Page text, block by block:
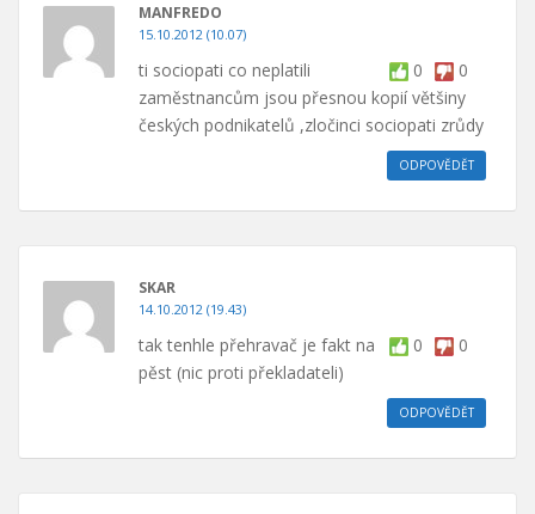
MANFREDO
15.10.2012 (10.07)
0 0
ti sociopati co neplatili
zaměstnancům jsou přesnou kopií většiny
českých podnikatelů ,zločinci sociopati zrůdy
ODPOVĚDĚT
SKAR
14.10.2012 (19.43)
0 0
tak tenhle přehravač je fakt na
pěst (nic proti překladateli)
ODPOVĚDĚT